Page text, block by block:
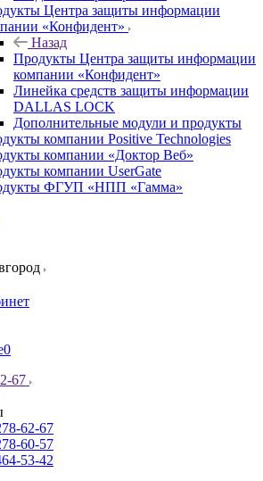
Центра защиты информации
«Конфидент»
Назад
Продукты Центра защиты информации
компании «Конфидент»
Линейка средств защиты информации
DALLAS LOCK
Дополнительные модули и продукты
компании Positive Technologies
компании «Доктор Веб»
компании UserGate
ФГУП «НПП «Гамма»
0
67
62-67
60-57
53-42